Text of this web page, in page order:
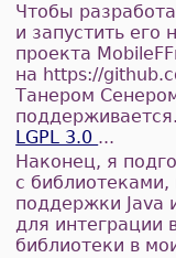
Чтобы
и запустить его
проекта
на https://
Танером
LGPL 3.0 ...
Наконец, я
с
поддержки Java
для интеграции
библиотеки в